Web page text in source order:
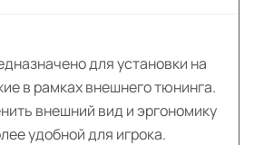
для установки на
в рамках внешнего тюнинга.
внешний вид и эргономику
удобной для игрока.